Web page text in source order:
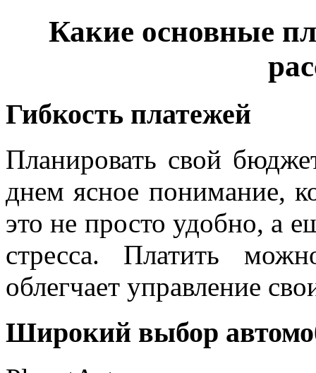
Какие основные
Гибкость платежей
Планировать свой
днем ясное понимание,
это не просто удобно, а
стресса. Платить
облегчает управление
Широкий выбор